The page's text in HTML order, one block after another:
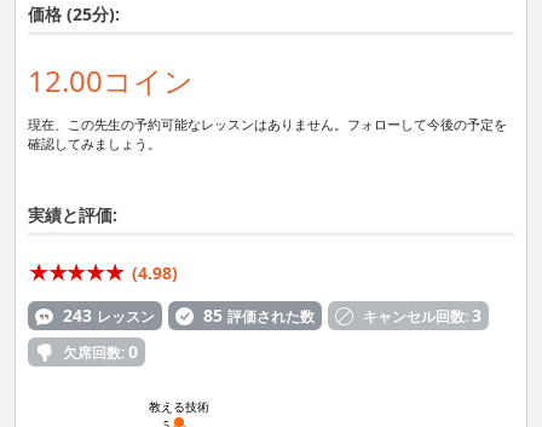
価格 (25分):
12.00コイン
現在、この先生の予約可能なレッスンはありません。フォローして今後の予定を
確認してみましょう。
実績と評価:
(4.98)
243 レッスン 85 評価された数 キャンセル回数:3
欠席回数:0
教える技術